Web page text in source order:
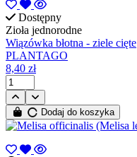
Dostępny
Zioła jednorodne
Wiązówka błotna - ziele cięte
PLANTAGO
8,40 zł
Dodaj do koszyka